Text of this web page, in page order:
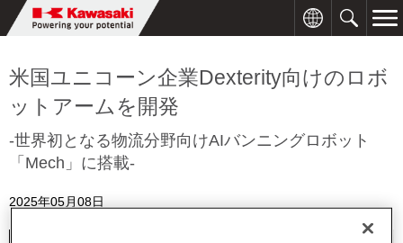
米国ユニコーン企業Dexterity向けのロボ
ットアームを開発
‐世界初となる物流分野向けAIバンニングロボット
「Mech」に搭載‐
2025年05月08日